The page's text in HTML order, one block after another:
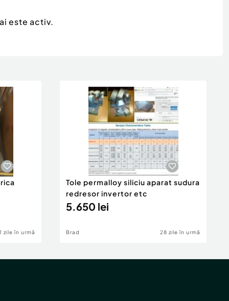
este activ.
zile în urmă
Tole permalloy siliciu aparat sudura
redresor invertor etc
5.650 lei
Brad 28 zile în urmă